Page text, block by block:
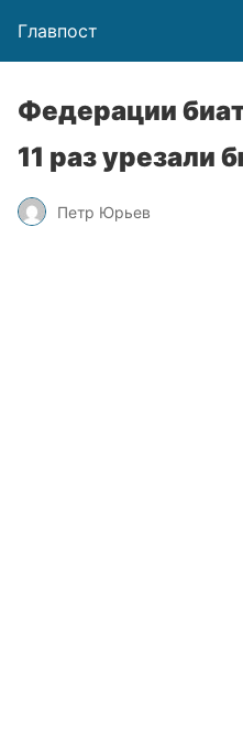
Главпост
Федерации
11 раз урезали
Петр Юрьев